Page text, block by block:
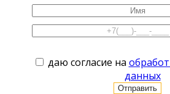
даю согласие на
данных